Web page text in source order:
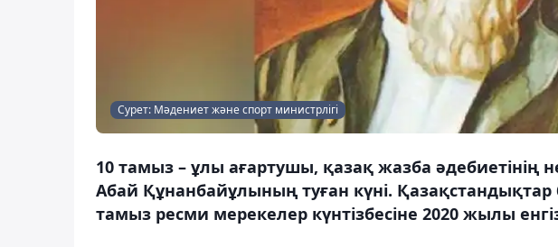
Сурет: Мәдениет және спорт министрлігі
10 тамыз – ұлы ағартушы, қазақ жазба әдебиетінің
Абай Құнанбайұлының туған күні. Қазақстандықтар
тамыз ресми мерекелер күнтізбесіне 2020 жылы